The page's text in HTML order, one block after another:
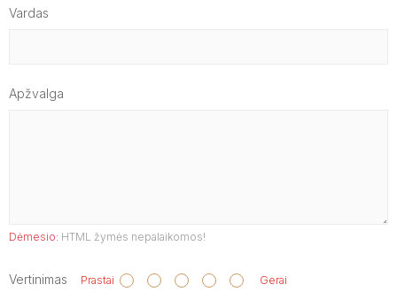
Vardas
Apžvalga
Dėmesio: HTML žymės nepalaikomos!
Vertinimas Prastai Gerai